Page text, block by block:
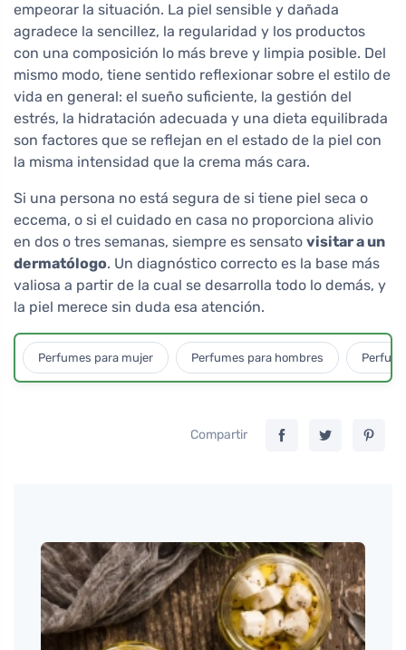
empeorar la situación. La piel sensible y dañada
agradece la sencillez, la regularidad y los productos
con una composición lo más breve y limpia posible. Del
mismo modo, tiene sentido reflexionar sobre el estilo de
vida en general: el sueño suficiente, la gestión del
estrés, la hidratación adecuada y una dieta equilibrada
son factores que se reflejan en el estado de la piel con
la misma intensidad que la crema más cara.
Si una persona no está segura de si tiene piel seca o
eccema, o si el cuidado en casa no proporciona alivio
en dos o tres semanas, siempre es sensato visitar a un
dermatólogo. Un diagnóstico correcto es la base más
valiosa a partir de la cual se desarrolla todo lo demás, y
la piel merece sin duda esa atención.
Perfumes para mujer Perfumes para hombres
Compartir